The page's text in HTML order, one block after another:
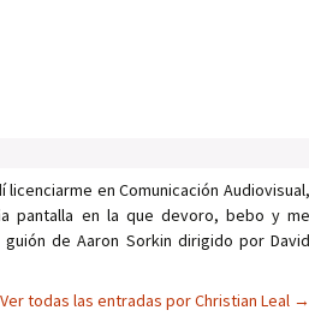
en Comunicación Audiovisual,
pantalla en la que devoro, bebo y me
de Aaron Sorkin dirigido por David
Ver todas las entradas por Christian Leal →